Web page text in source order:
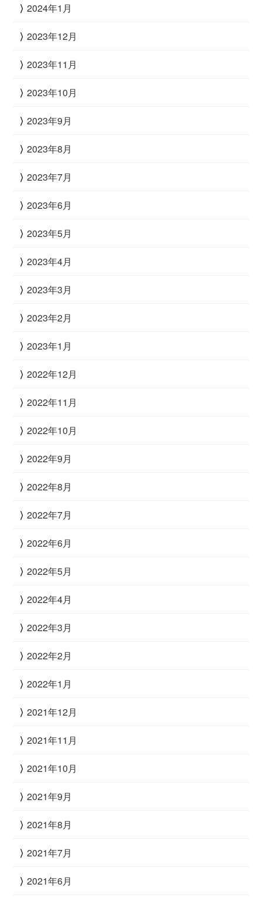
2024年1月
2023年12月
2023年11月
2023年10月
2023年9月
2023年8月
2023年7月
2023年6月
2023年5月
2023年4月
2023年3月
2023年2月
2023年1月
2022年12月
2022年11月
2022年10月
2022年9月
2022年8月
2022年7月
2022年6月
2022年5月
2022年4月
2022年3月
2022年2月
2022年1月
2021年12月
2021年11月
2021年10月
2021年9月
2021年8月
2021年7月
2021年6月